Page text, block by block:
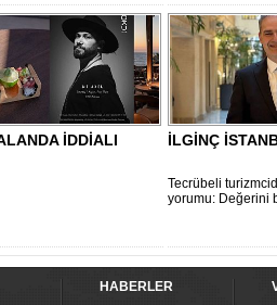
İDDİALI İLGİNÇ
Tecrübeli
yorumu: Değerini
HABERLER